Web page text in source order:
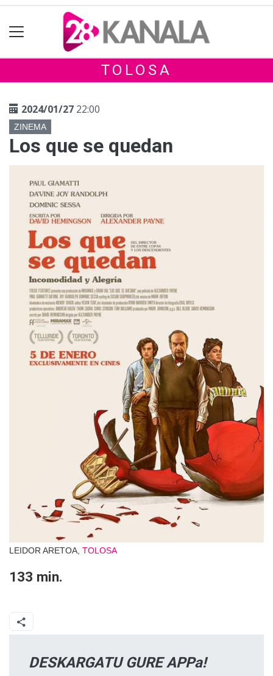
TOLOSA
2024/01/27 22:00
ZINEMA
Los que se quedan
LEIDOR ARETOA, TOLOSA
133 min.
DESKARGATU GURE APPa!